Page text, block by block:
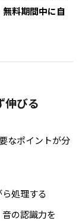
料期間中に自
伸びる
なポイントが分
処理する
の認識力を